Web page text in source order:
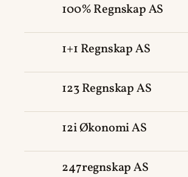
100% Regnskap AS
1+1 Regnskap AS
123 Regnskap AS
12i Økonomi AS
247regnskap AS